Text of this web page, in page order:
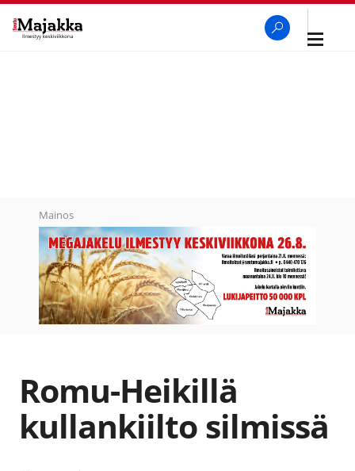
Avaa
Mainos
Romu-Heikillä
kullankiilto silmissä